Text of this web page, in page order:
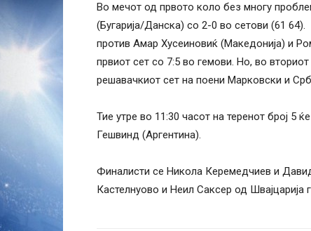
Во мечот од првото коло без многу
(Бугарија/Данска) со 2-0 во сетови (61
против Амар Хусеиновиќ (Македонија) и
првиот сет со 7:5 во гемови. Но, во
решавачкиот сет на поени Марковски и
Тие утре во 11:30 часот на теренот број 5
Гешвинд (Аргентина).
Финалисти се Никола Керемедчиев и
Кастелнуово и Неил Саксер од Швајцарија